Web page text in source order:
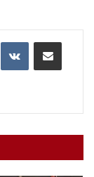
VKontakteShare via Email